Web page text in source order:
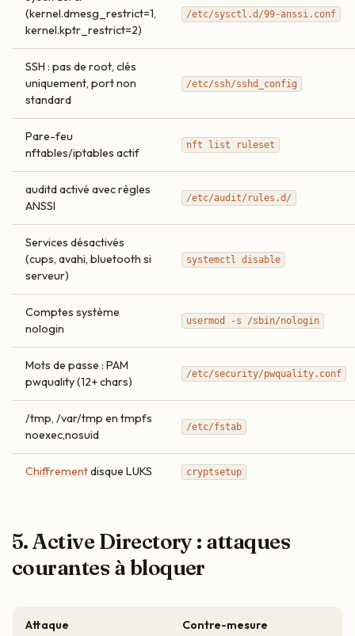
(kernel.dmesg_restrict=1,
kernel.kptr_restrict=2)
/etc/sysctl.d/99-anssi.conf
SSH : pas de root, clés
uniquement, port non
standard
/etc/ssh/sshd_config
Pare-feu
nftables/iptables actif
nft list ruleset
auditd activé avec règles
ANSSI
/etc/audit/rules.d/
Services désactivés
(cups, avahi, bluetooth si
serveur)
systemctl disable
Comptes système
nologin
usermod -s /sbin/nologin
Mots de passe : PAM
pwquality (12+ chars)
/etc/security/pwquality.conf
/tmp, /var/tmp en tmpfs
noexec,nosuid
/etc/fstab
Chiffrementdisque LUKS cryptsetup
5. Active Directory : attaques
courantes à bloquer
Attaque Contre-mesure